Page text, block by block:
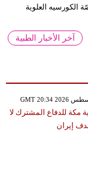
الكورسيه العلوية
آخر الأخبار الطبية
مكة للدفاع المشترك لا
إيران